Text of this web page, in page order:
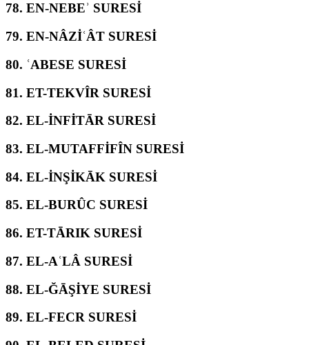
78. EN-NEBEʾ SURESİ
79. EN-NÂZİʿÂT SURESİ
80. ʿABESE SURESİ
81. ET-TEKVÎR SURESİ
82. EL-İNFİTĀR SURESİ
83. EL-MUTAFFİFÎN SURESİ
84. EL-İNŞİKĀK SURESİ
85. EL-BURÛC SURESİ
86. ET-TĀRIK SURESİ
87. EL-AʿLÂ SURESİ
88. EL-ĞĀŞİYE SURESİ
89. EL-FECR SURESİ